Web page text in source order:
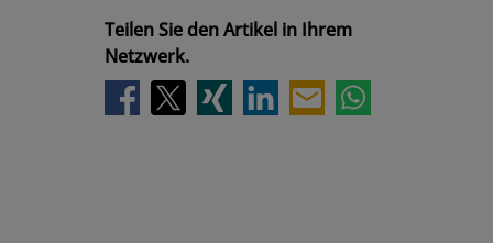
Teilen Sie den Artikel in Ihrem
Netzwerk.